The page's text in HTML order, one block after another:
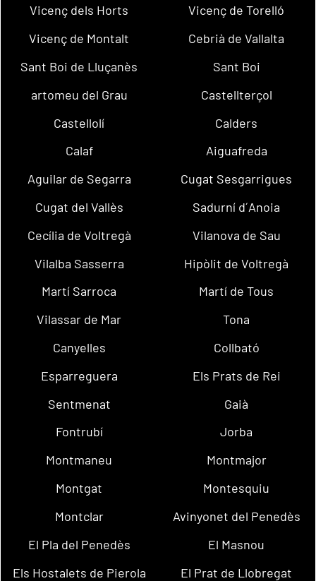
Vicenç dels Horts
Vicenç de Torelló
Vicenç de Montalt
Cebrià de Vallalta
Sant Boi de Lluçanès
Sant Boi
artomeu del Grau
Castellterçol
Castellolí
Calders
Calaf
Aiguafreda
Aguilar de Segarra
Cugat Sesgarrigues
Cugat del Vallès
Sadurní d´Anoia
Cecília de Voltregà
Vilanova de Sau
Vilalba Sasserra
Hipòlit de Voltregà
Martí Sarroca
Martí de Tous
Vilassar de Mar
Tona
Canyelles
Collbató
Esparreguera
Els Prats de Rei
Sentmenat
Gaià
Fontrubí
Jorba
Montmaneu
Montmajor
Montgat
Montesquiu
Montclar
Avinyonet del Penedès
El Pla del Penedès
El Masnou
Els Hostalets de Pierola
El Prat de Llobregat